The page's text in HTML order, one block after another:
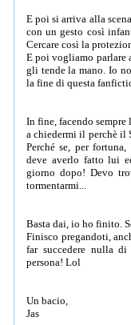
E poi si arriva alla
con un gesto così
Cercare così la
E poi vogliamo parlare
gli tende la mano. Io
la fine di questa
In fine, facendo
a chiedermi il perchè il
Perché se, per
deve averlo fatto lui
giorno dopo! Devo
tormentarmi...
Basta dai, io ho finito.
Finisco pregandoti,
far succedere nulla
persona! Lol
Un bacio,
Jas